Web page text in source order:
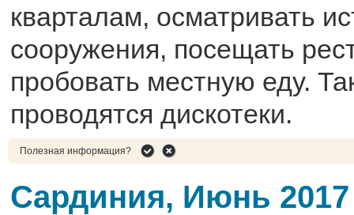
кварталам, осматривать
сооружения, посещать
пробовать местную еду.
проводятся дискотеки.
Полезная информация?
Сардиния, Июнь 2017